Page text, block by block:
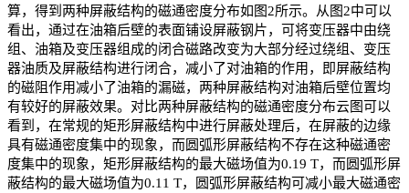
算，得到两种屏蔽结构的磁通密度分布如图2所示。从图2中可以
看出，通过在油箱后壁的表面铺设屏蔽钢片，可将变压器中由绕
组、油箱及变压器组成的闭合磁路改变为大部分经过绕组、变压
器油质及屏蔽结构进行闭合，减小了对油箱的作用，即屏蔽结构
的磁阻作用减小了油箱的漏磁，两种屏蔽结构对油箱后壁位置均
有较好的屏蔽效果。对比两种屏蔽结构的磁通密度分布云图可以
看到，在常规的矩形屏蔽结构中进行屏蔽处理后，在屏蔽的边缘
具有磁通密度集中的现象，而圆弧形屏蔽结构不存在这种磁通密
度集中的现象，矩形屏蔽结构的最大磁场值为0.19 T，而圆弧形屏
蔽结构的最大磁场值为0.11 T，圆弧形屏蔽结构可减小最大磁通密